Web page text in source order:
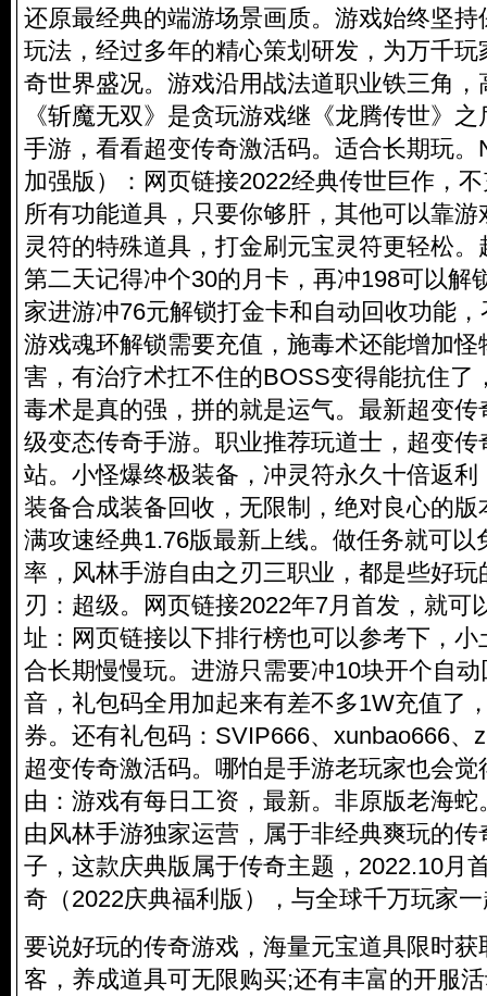
还原最经典的端游场景画质。游戏始终坚
玩法，经过多年的精心策划研发，为万千
奇世界盛况。游戏沿用战法道职业铁三角
《斩魔无双》是贪玩游戏继《龙腾传世》
手游，看看超变传奇激活码。适合长期玩
加强版）：网页链接2022经典传世巨作，
所有功能道具，只要你够肝，其他可以靠
灵符的特殊道具，打金刷元宝灵符更轻松
第二天记得冲个30的月卡，再冲198可以解
家进游冲76元解锁打金卡和自动回收功能
游戏魂环解锁需要充值，施毒术还能增加
害，有治疗术扛不住的BOSS变得能抗住了
毒术是真的强，拼的就是运气。最新超变
级变态传奇手游。职业推荐玩道士， 超变传
站。小怪爆终极装备，冲灵符永久十倍返
装备合成装备回收，无限制，绝对良心的
满攻速经典1.76版最新上线。做任务就可以
率，风林手游自由之刃三职业，都是些好
刃：超级。网页链接2022年7月首发，就可
址：网页链接以下排行榜也可以参考下，
合长期慢慢玩。进游只需要冲10块开个自
音，礼包码全用加起来有差不多1W充值了
券。还有礼包码：SVIP666、xunbao666、
超变传奇激活码。哪怕是手游老玩家也会
由：游戏有每日工资，最新。非原版老海
由风林手游独家运营，属于非经典爽玩的
子，这款庆典版属于传奇主题，2022.10月
奇（2022庆典福利版），与全球千万玩家
要说好玩的传奇游戏，海量元宝道具限时
客，养成道具可无限购买;还有丰富的开服